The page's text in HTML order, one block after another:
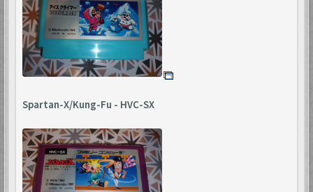
Spartan-X/Kung-Fu - HVC-SX